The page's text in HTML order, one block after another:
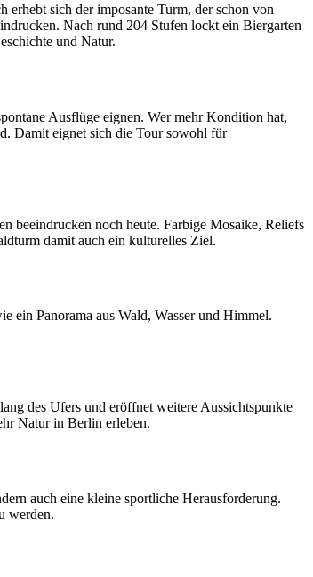
sich der imposante Turm, der schon von
Nach rund 204 Stufen lockt ein Biergarten
und Natur.
Ausflüge eignen. Wer mehr Kondition hat,
Damit eignet sich die Tour sowohl für
beeindrucken noch heute. Farbige Mosaike, Reliefs
damit auch ein kulturelles Ziel.
ein Panorama aus Wald, Wasser und Himmel.
des Ufers und eröffnet weitere Aussichtspunkte
Natur in Berlin erleben.
auch eine kleine sportliche Herausforderung.
werden.